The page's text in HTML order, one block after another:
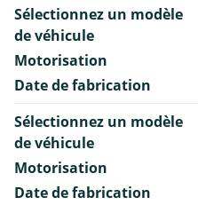
Sélectionnez un modèle
de véhicule
Motorisation
Date de fabrication
Sélectionnez un modèle
de véhicule
Motorisation
Date de fabrication